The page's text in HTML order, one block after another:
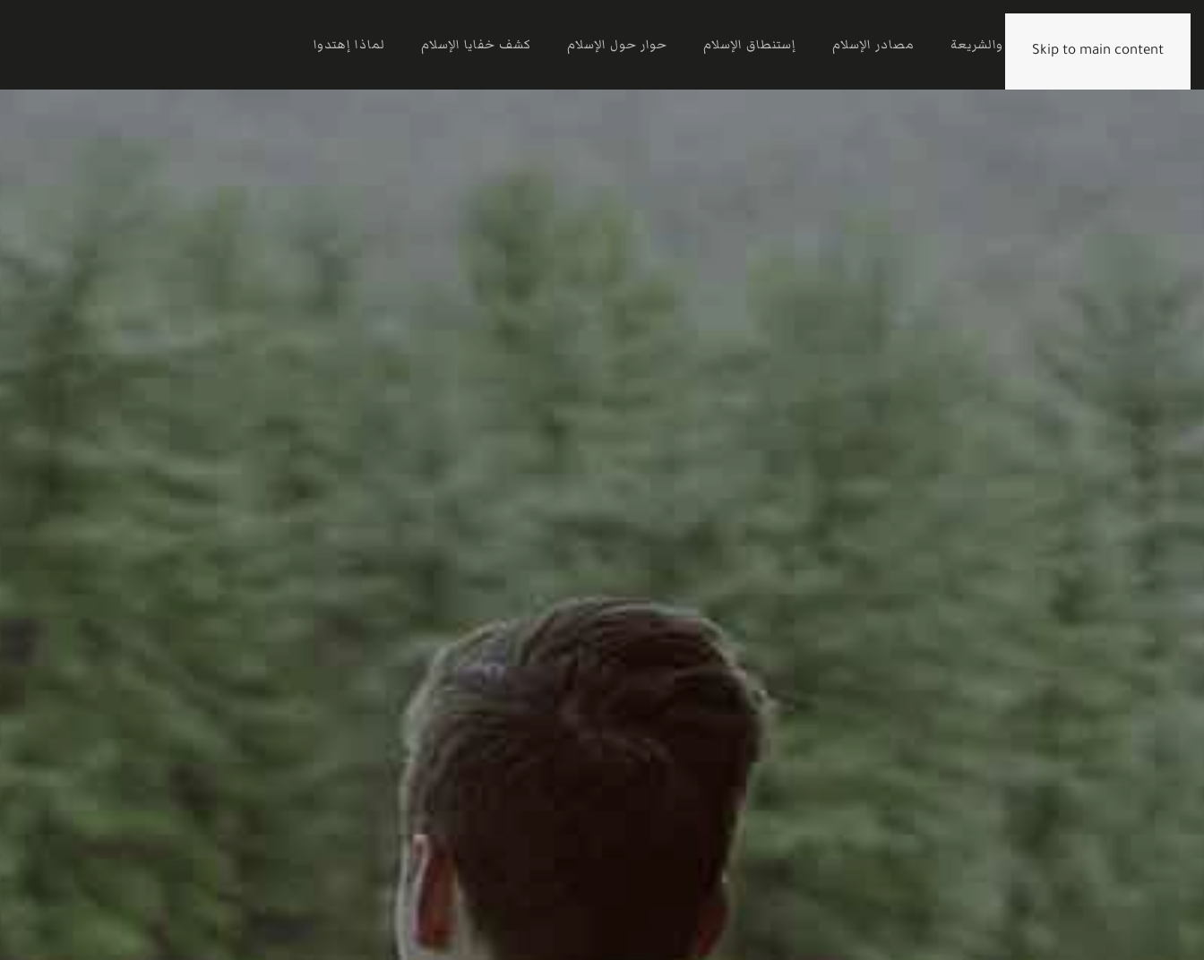
Skip to main content
الرئيسية القرآن والشريعة مصادر الإسلام إستنطاق الإسلام حوار حول الإسلام كشف خفايا الإسلام لماذا إهتدوا